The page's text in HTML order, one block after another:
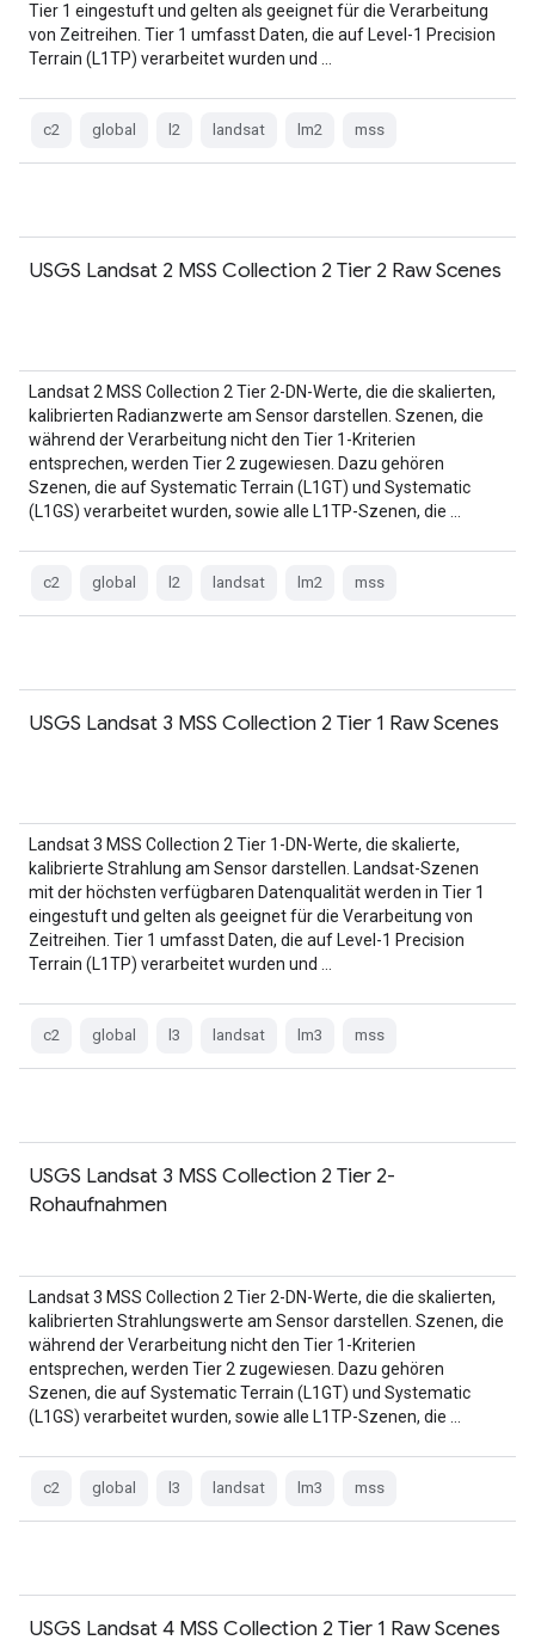
Tier 1 eingestuft und gelten als geeignet für die Verarbeitung
von Zeitreihen. Tier 1 umfasst Daten, die auf Level-1 Precision
Terrain (L1TP) verarbeitet wurden und …
c2 global l2 landsat lm2 mss
USGS Landsat 2 MSS Collection 2 Tier 2 Raw Scenes
Landsat 2 MSS Collection 2 Tier 2-DN-Werte, die die skalierten,
kalibrierten Radianzwerte am Sensor darstellen. Szenen, die
während der Verarbeitung nicht den Tier 1-Kriterien
entsprechen, werden Tier 2 zugewiesen. Dazu gehören
Szenen, die auf Systematic Terrain (L1GT) und Systematic
(L1GS) verarbeitet wurden, sowie alle L1TP-Szenen, die …
c2 global l2 landsat lm2 mss
USGS Landsat 3 MSS Collection 2 Tier 1 Raw Scenes
Landsat 3 MSS Collection 2 Tier 1-DN-Werte, die skalierte,
kalibrierte Strahlung am Sensor darstellen. Landsat-Szenen
mit der höchsten verfügbaren Datenqualität werden in Tier 1
eingestuft und gelten als geeignet für die Verarbeitung von
Zeitreihen. Tier 1 umfasst Daten, die auf Level-1 Precision
Terrain (L1TP) verarbeitet wurden und …
c2 global l3 landsat lm3 mss
USGS Landsat 3 MSS Collection 2 Tier 2-
Rohaufnahmen
Landsat 3 MSS Collection 2 Tier 2-DN-Werte, die die skalierten,
kalibrierten Strahlungswerte am Sensor darstellen. Szenen, die
während der Verarbeitung nicht den Tier 1-Kriterien
entsprechen, werden Tier 2 zugewiesen. Dazu gehören
Szenen, die auf Systematic Terrain (L1GT) und Systematic
(L1GS) verarbeitet wurden, sowie alle L1TP-Szenen, die …
c2 global l3 landsat lm3 mss
USGS Landsat 4 MSS Collection 2 Tier 1 Raw Scenes